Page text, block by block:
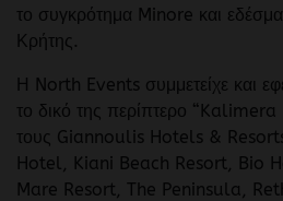
το συγκρότημα Minore και
Κρήτης.
Η North Events συμμετείχε και
το δικό της περίπτερο “Kalimera
τους Giannoulis Hotels &
Hotel, Kiani Beach Resort, Bio
Mare Resort, The Peninsula,